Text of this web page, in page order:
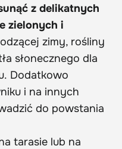
z delikatnych
zielonych i
zimy, rośliny
słonecznego dla
Dodatkowo
i na innych
do powstania
tarasie lub na